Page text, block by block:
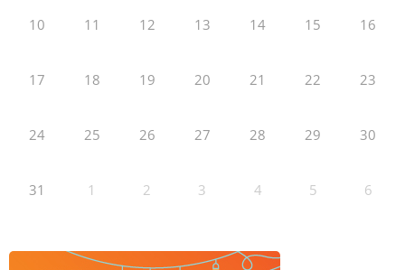
10 11 12 13 14 15 16
17 18 19 20 21 22 23
24 25 26 27 28 29 30
31 1 2 3 4 5 6